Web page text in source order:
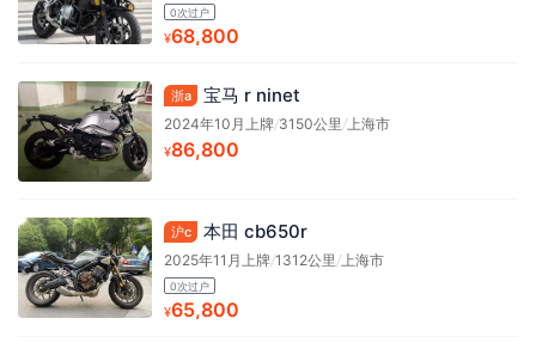
0次过户
¥68,800
浙a 宝马 r ninet
2024年10月上牌/3150公里 /上海市
¥86,800
沪c 本田 cb650r
2025年11月上牌/1312公里 /上海市
0次过户
¥65,800